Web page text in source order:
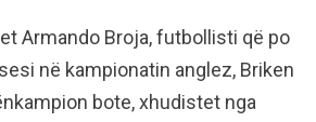
Armando Broja, futbollisti që po
në kampionatin anglez, Briken
bote, xhudistet nga